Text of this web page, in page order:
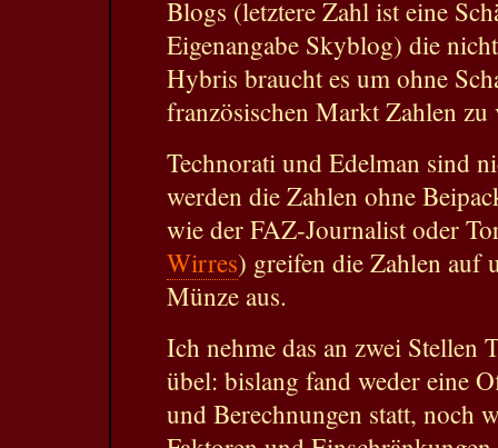
Blogs (letztere Zahl ist eine
Eigenangabe Skyblog) die
Hybris braucht es um ohne
französischen Markt Zahlen zu
Technorati und Edelman sind
werden die Zahlen ohne
wie der FAZ-Journalist oder
Wirres) greifen die Zahlen auf
Münze aus.
Ich nehme das an zwei Stellen
übel: bislang fand weder eine
und Berechnungen statt, noch